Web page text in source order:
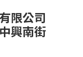
限公司
興南街